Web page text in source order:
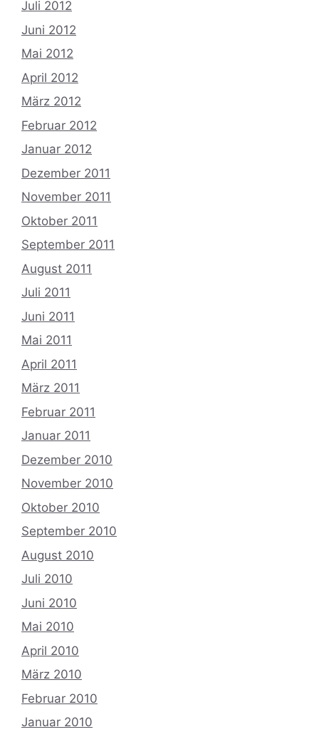
Juli 2012
Juni 2012
Mai 2012
April 2012
März 2012
Februar 2012
Januar 2012
Dezember 2011
November 2011
Oktober 2011
September 2011
August 2011
Juli 2011
Juni 2011
Mai 2011
April 2011
März 2011
Februar 2011
Januar 2011
Dezember 2010
November 2010
Oktober 2010
September 2010
August 2010
Juli 2010
Juni 2010
Mai 2010
April 2010
März 2010
Februar 2010
Januar 2010